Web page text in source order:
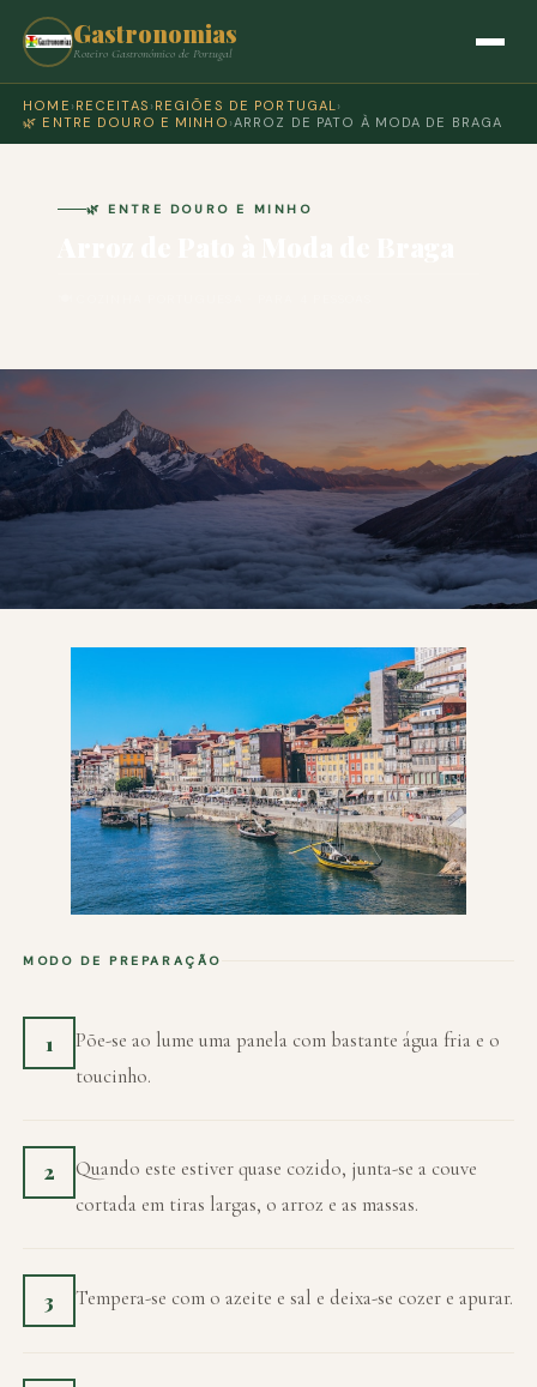
Gastronomias
Roteiro Gastronómico de Portugal
HOME › RECEITAS › REGIÕES DE PORTUGAL›
🌿 ENTRE DOURO E MINHO ›ARROZ DE PATO À MODA DE BRAGA
🌿 ENTRE DOURO E MINHO
MODO DE PREPARAÇÃO
1
Põe-se ao lume uma panela com bastante água fria e o
toucinho.
2
Quando este estiver quase cozido, junta-se a couve
cortada em tiras largas, o arroz e as massas.
3 Tempera-se com o azeite e sal e deixa-se cozer e apurar.